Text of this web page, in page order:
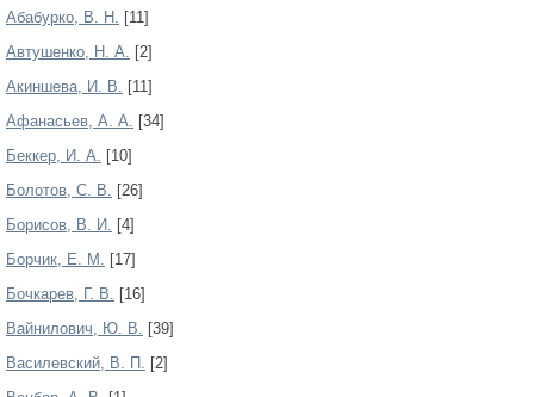
Абабурко, В. Н. [11]
Автушенко, Н. А. [2]
Акиншева, И. В. [11]
Афанасьев, А. А. [34]
Беккер, И. А. [10]
Болотов, С. В. [26]
Борисов, В. И. [4]
Борчик, Е. М. [17]
Бочкарев, Г. В. [16]
Вайнилович, Ю. В. [39]
Василевский, В. П. [2]